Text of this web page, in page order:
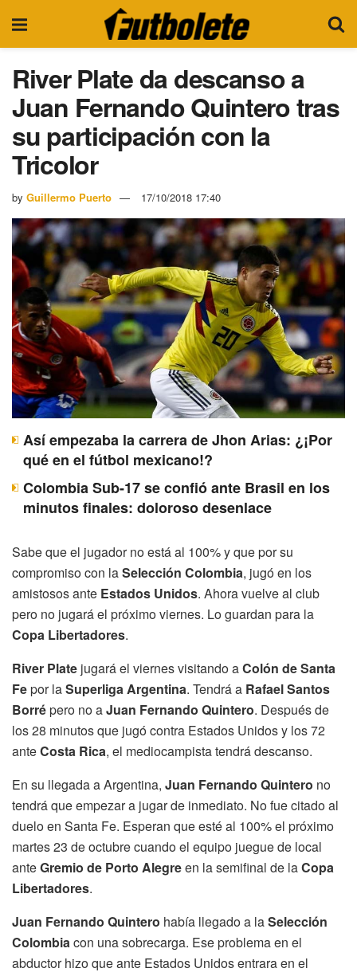
River Plate da descanso a
Juan Fernando Quintero tras
su participación con la
Tricolor
by Guillermo Puerto 17/10/2018 17:40
Así empezaba la carrera de Jhon Arias: ¿¡Por
qué en el fútbol mexicano!?
Colombia Sub-17 se confió ante Brasil en los
minutos finales: doloroso desenlace
Sabe que el jugador no está al 100% y que por su
compromiso con laSelección Colombia, jugó en los
amistosos ante Estados Unidos. Ahora vuelve al club
pero no jugará el próximo viernes. Lo guardan para la
Copa Libertadores.
River Plate jugará el viernes visitando aColón de Santa
Fepor laSuperliga Argentina. Tendrá a Rafael Santos
Borrépero no aJuan Fernando Quintero. Después de
los 28 minutos que jugó contra Estados Unidos y los 72
anteCosta Rica, el mediocampista tendrá descanso.
En su llegada a Argentina, Juan Fernando Quintero no
tendrá que empezar a jugar de inmediato. No fue citado al
duelo en Santa Fe. Esperan que esté al 100% el próximo
martes 23 de octubre cuando el equipo juegue de local
anteGremio de Porto Alegreen la semifinal de laCopa
Libertadores.
Juan Fernando Quintero había llegado a laSelección
Colombia con una sobrecarga. Ese problema en el
abductor hizo que ante Estados Unidos entrara en el